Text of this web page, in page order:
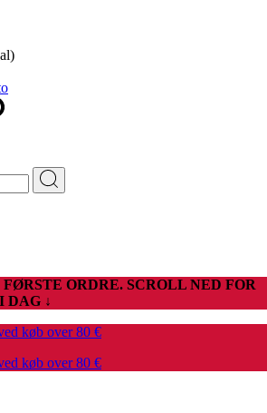
ORDRE. SCROLL NED FOR
DAG ↓
køb over 80 €
køb over 80 €